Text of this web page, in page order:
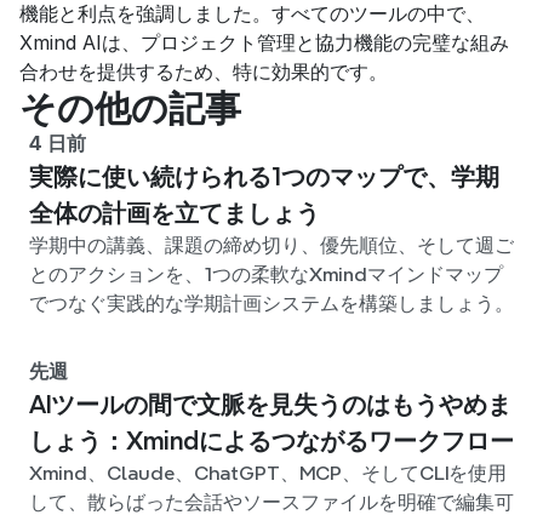
機能と利点を強調しました。すべてのツールの中で、
Xmind AIは、プロジェクト管理と協力機能の完璧な組み
合わせを提供するため、特に効果的です。
その他の記事
4 日前
実際に使い続けられる1つのマップで、学期
全体の計画を立てましょう
学期中の講義、課題の締め切り、優先順位、そして週ご
とのアクションを、1つの柔軟なXmindマインドマップ
でつなぐ実践的な学期計画システムを構築しましょう。
先週
AIツールの間で文脈を見失うのはもうやめま
しょう：Xmindによるつながるワークフロー
Xmind、Claude、ChatGPT、MCP、そしてCLIを使用
して、散らばった会話やソースファイルを明確で編集可